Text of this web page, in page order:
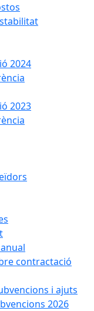
2024
2023
contractació
i ajuts
2026